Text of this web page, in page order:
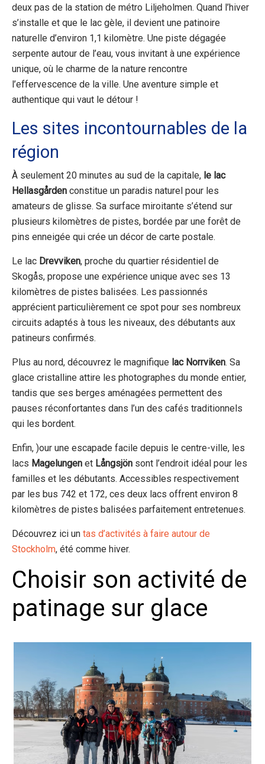
deux pas de la station de métro Liljeholmen. Quand l’hiver
s’installe et que le lac gèle, il devient une patinoire
naturelle d’environ 1,1 kilomètre. Une piste dégagée
serpente autour de l’eau, vous invitant à une expérience
unique, où le charme de la nature rencontre
l’effervescence de la ville. Une aventure simple et
authentique qui vaut le détour !
Les sites incontournables de la
région
À seulement 20 minutes au sud de la capitale, le lac
Hellasgården constitue un paradis naturel pour les
amateurs de glisse. Sa surface miroitante s’étend sur
plusieurs kilomètres de pistes, bordée par une forêt de
pins enneigée qui crée un décor de carte postale.
Le lac Drevviken, proche du quartier résidentiel de
Skogås, propose une expérience unique avec ses 13
kilomètres de pistes balisées. Les passionnés
apprécient particulièrement ce spot pour ses nombreux
circuits adaptés à tous les niveaux, des débutants aux
patineurs confirmés.
Plus au nord, découvrez le magnifique lac Norrviken. Sa
glace cristalline attire les photographes du monde entier,
tandis que ses berges aménagées permettent des
pauses réconfortantes dans l’un des cafés traditionnels
qui les bordent.
Enfin, )our une escapade facile depuis le centre-ville, les
lacs Magelungen et Långsjön sont l’endroit idéal pour les
familles et les débutants. Accessibles respectivement
par les bus 742 et 172, ces deux lacs offrent environ 8
kilomètres de pistes balisées parfaitement entretenues.
Découvrez ici un tas d’activités à faire autour de
Stockholm, été comme hiver.
Choisir son activité de
patinage sur glace